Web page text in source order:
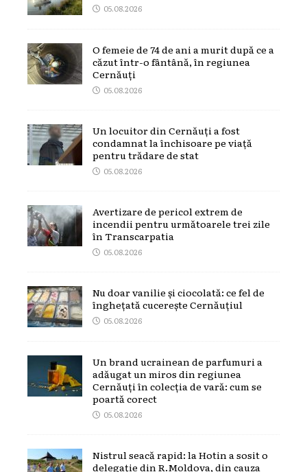
05.08.2026
O femeie de 74 de ani a murit după ce a
căzut într-o fântână, în regiunea
Cernăuți
05.08.2026
Un locuitor din Cernăuți a fost
condamnat la închisoare pe viață
pentru trădare de stat
05.08.2026
Avertizare de pericol extrem de
incendii pentru următoarele trei zile
în Transcarpatia
05.08.2026
Nu doar vanilie și ciocolată: ce fel de
înghețată cucerește Cernăuțiul
05.08.2026
Un brand ucrainean de parfumuri a
adăugat un miros din regiunea
Cernăuți în colecția de vară: cum se
poartă corect
05.08.2026
Nistrul seacă rapid: la Hotin a sosit o
delegație din R.Moldova, din cauza